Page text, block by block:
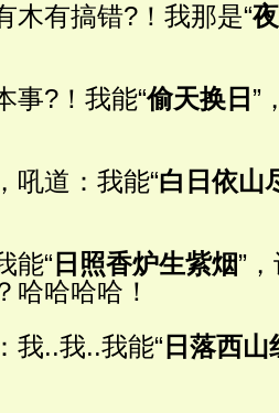
木有搞错? ！我那是“
事? ！我能“偷天换日 ”
吼道：我能“白日依山
能“ 日照香炉生紫烟” ，
哈哈哈哈！
我..我..我能“ 日落西山